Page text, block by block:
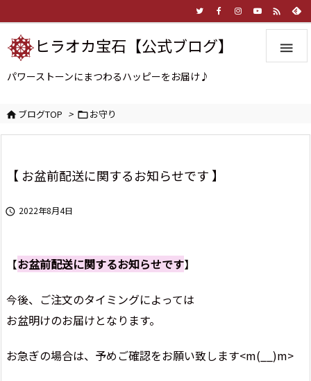


ヒラオカ宝石【公式ブログ】
パワーストーンにまつわるハッピーをお届け♪
ブログTOP > お守り
【 お盆前配送に関するお知らせです 】
 2022年8月4日
【お盆前配送に関するお知らせです】
今後、ご注文のタイミングによっては
お盆明けのお届けとなります。
お急ぎの場合は、予めご確認をお願い致します<m(__)m>